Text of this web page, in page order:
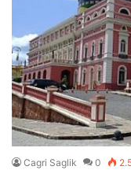
Cagri Saglik 0